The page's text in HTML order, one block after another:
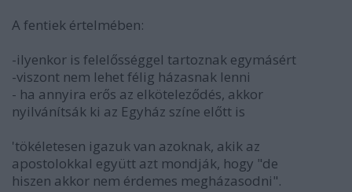
A fentiek értelmében:
-ilyenkor is felelősséggel tartoznak egymásért
-viszont nem lehet félig házasnak lenni
- ha annyira erős az elköteleződés, akkor
nyilvánítsák ki az Egyház színe előtt is
'tökéletesen igazuk van azoknak, akik az
apostolokkal együtt azt mondják, hogy "de
hiszen akkor nem érdemes megházasodni".